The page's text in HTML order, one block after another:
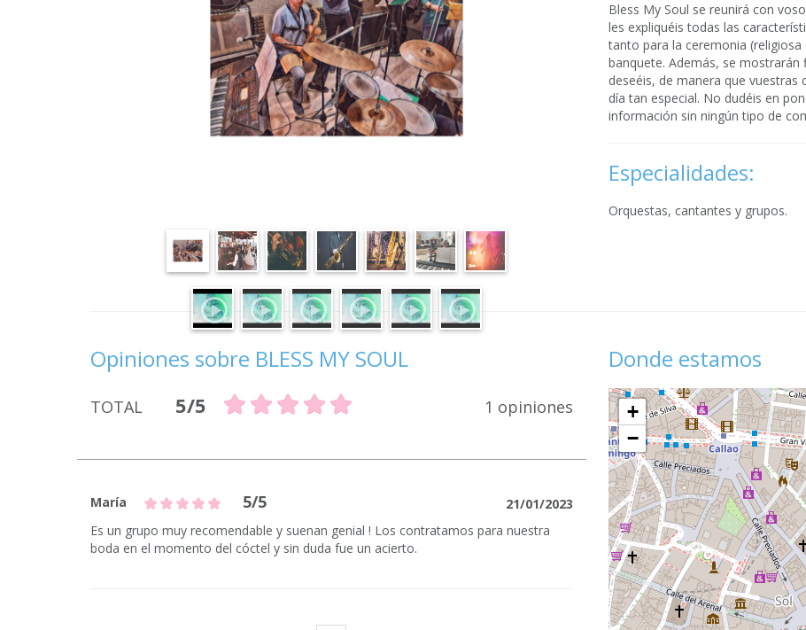
Bless My Soul se reunirá con
les expliquéis todas las
tanto para la ceremonia
banquete. Además, se mostrarán
deseéis, de manera que
día tan especial. No dudéis en
información sin ningún tipo de
Especialidades:
Orquestas, cantantes y grupos.
Opiniones sobre BLESS MY SOUL
TOTAL 5/5 1 opiniones
María 5/5
21/01/2023
Es un grupo muy recomendable y suenan genial ! Los contratamos para nuestra
boda en el momento del cóctel y sin duda fue un acierto.
Donde estamos
+
−